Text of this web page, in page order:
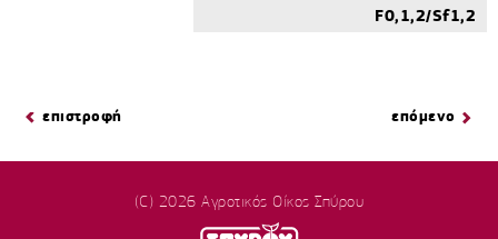
F0,1,2/Sf1,2
επιστροφή επόμενο
(C) 2026 Αγροτικός Οίκος Σπύρου